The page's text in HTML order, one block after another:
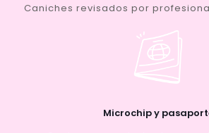
Caniches revisados por
Microchip y